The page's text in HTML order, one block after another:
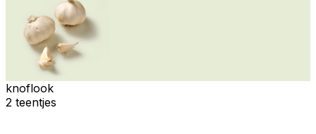
knoflook
2 teentjes